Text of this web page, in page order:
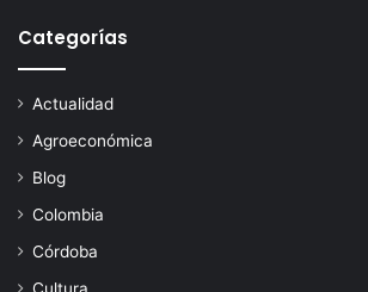
Categorías
Actualidad
Agroeconómica
Blog
Colombia
Córdoba
Cultura